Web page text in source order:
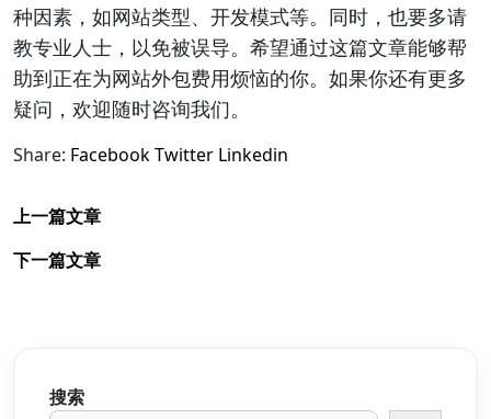
种因素，如网站类型、开发模式等。同时，也要多请
教专业人士，以免被误导。希望通过这篇文章能够帮
助到正在为网站外包费用烦恼的你。如果你还有更多
疑问，欢迎随时咨询我们。
Share: FacebookTwitter Linkedin
上一篇文章
下一篇文章
搜索